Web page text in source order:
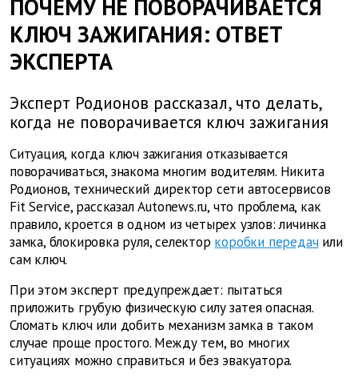
ПОЧЕМУ НЕ ПОВОРАЧИВАЕТСЯ
КЛЮЧ ЗАЖИГАНИЯ: ОТВЕТ
ЭКСПЕРТА
Эксперт Родионов рассказал, что делать,
когда не поворачивается ключ зажигания
Ситуация, когда ключ зажигания отказывается
поворачиваться, знакома многим водителям. Никита
Родионов, технический директор сети автосервисов
Fit Service, рассказал Autonews.ru, что проблема, как
правило, кроется в одном из четырех узлов: личинка
замка, блокировка руля, селектор коробки передачили
сам ключ.
При этом эксперт предупреждает: пытаться
приложить грубую физическую силу затея опасная.
Сломать ключ или добить механизм замка в таком
случае проще простого. Между тем, во многих
ситуациях можно справиться и без эвакуатора.